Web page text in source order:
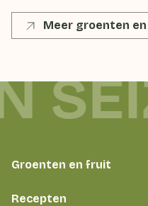
Meer groenten
Groenten en fruit
Recepten